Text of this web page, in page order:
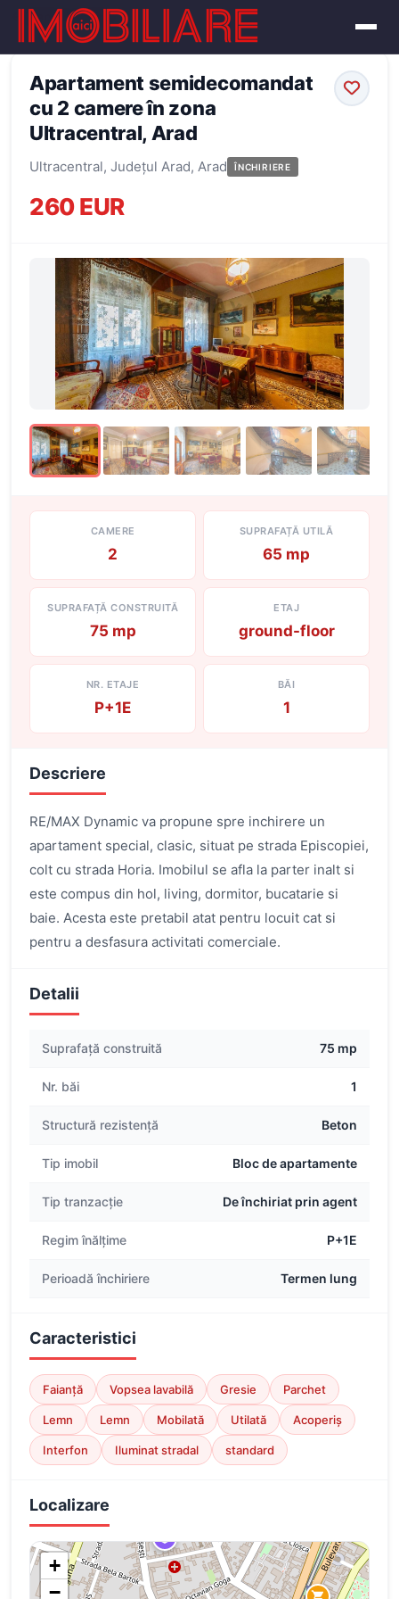
← Înapoi la oferte
Apartament semidecomandat
cu 2 camere în zona
Ultracentral, Arad
Ultracentral, Județul Arad, Arad ÎNCHIRIERE
260 EUR
CAMERE
2
SUPRAFAȚĂ UTILĂ
65 mp
SUPRAFAȚĂ CONSTRUITĂ
75 mp
ETAJ
ground-floor
NR. ETAJE
P+1E
BĂI
1
Descriere
RE/MAX Dynamic va propune spre inchirere un
apartament special, clasic, situat pe strada Episcopiei,
colt cu strada Horia. Imobilul se afla la parter inalt si
este compus din hol, living, dormitor, bucatarie si
baie. Acesta este pretabil atat pentru locuit cat si
pentru a desfasura activitati comerciale.
Detalii
Suprafață construită 75 mp
Nr. băi 1
Structură rezistență Beton
Tip imobil Bloc de apartamente
Tip tranzacție De închiriat prin agent
Regim înălțime P+1E
Perioadă închiriere Termen lung
Caracteristici
Faianță Vopsea lavabilă Gresie Parchet
Lemn Lemn Mobilată Utilată Acoperiș
Interfon Iluminat stradal standard
Localizare
+
−